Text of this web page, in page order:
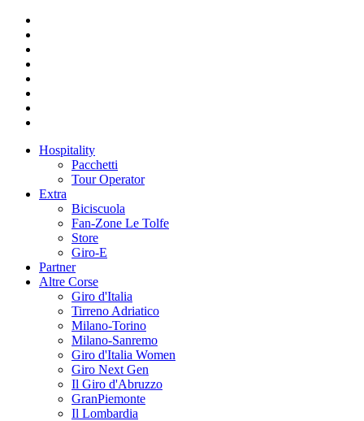
Hospitality
Pacchetti
Tour Operator
Extra
Biciscuola
Fan-Zone Le Tolfe
Store
Giro-E
Partner
Altre Corse
Giro d'Italia
Tirreno Adriatico
Milano-Torino
Milano-Sanremo
Giro d'Italia Women
Giro Next Gen
Il Giro d'Abruzzo
GranPiemonte
Il Lombardia